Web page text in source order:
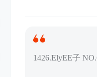
1426.ElyEE子